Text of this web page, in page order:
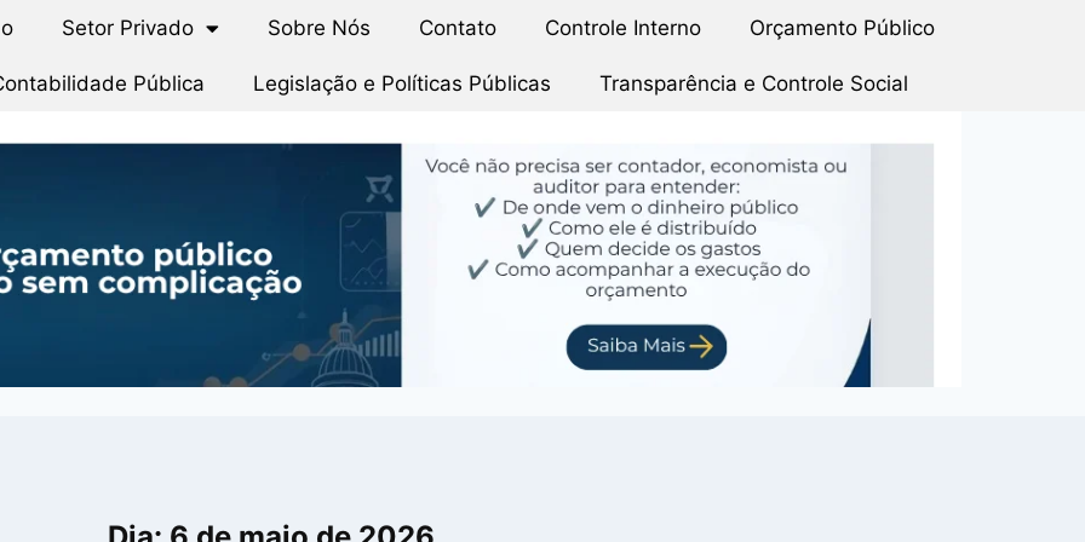
Setor Privado Sobre Nós Contato Controle Interno Orçamento Público
Pública Legislação e Políticas Públicas Transparência e Controle Social